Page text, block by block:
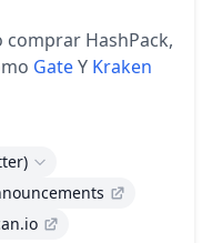
HashPack,
GateY Kraken